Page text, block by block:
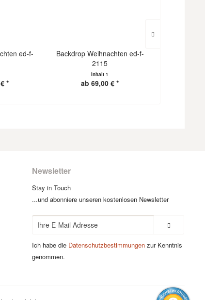
ed-f-
*
Backdrop Weihnachten ed-f-
2115
Inhalt 1
ab 69,00 € *
Newsletter
Stay in Touch
...und abonniere unseren kostenlosen Newsletter
Ich habe die Datenschutzbestimmungen zur Kenntnis
genommen.